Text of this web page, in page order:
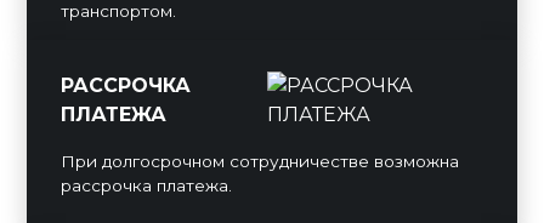
транспортом.
РАССРОЧКА
ПЛАТЕЖА
При долгосрочном сотрудничестве возможна
рассрочка платежа.